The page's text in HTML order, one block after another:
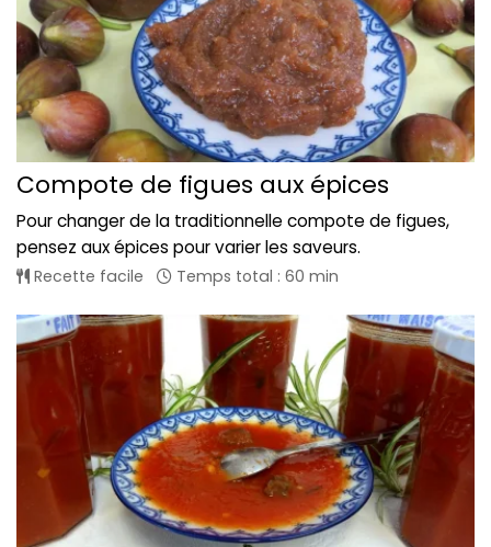
Compote de figues aux épices
Pour changer de la traditionnelle compote de figues,
pensez aux épices pour varier les saveurs.
Recette facile Temps total : 60 min